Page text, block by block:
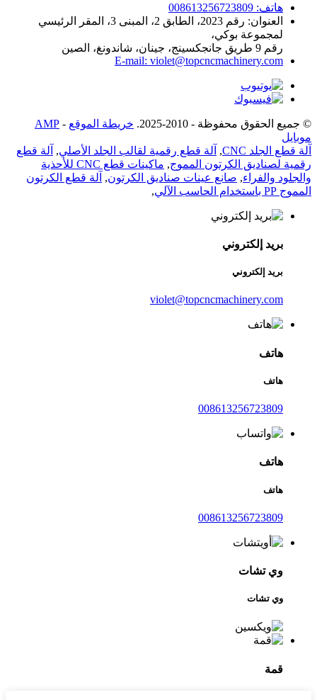
هاتف: 008613256723809
العنوان: رقم 2023، الطابق 2، المبنى 3، المقر الرئيسي
لمجموعة بوكي،
رقم 9 طريق جانجكسينج، جينان، شاندونغ، الصين
E-mail: violet@topcncmachinery.com
© جميع الحقوق محفوظة - 2010-2025. خريطة الموقع -
AMP
موبايل
آلة قطع الجلد CNC
, آلة قطع رقمية لقالب الجلد الأصلي, آلة قطع
رقمية لصناديق الكرتون المموج,
ماكينات قطع CNC للأحذية
والجلود والفراء, صانع عينات صناديق الكرتون, آلة قطع الكرتون
المموج PP باستخدام الحاسب الآلي
,
بريد إلكتروني
بريد إلكتروني
violet@topcncmachinery.com
هاتف
هاتف
008613256723809
هاتف
هاتف
008613256723809
وي تشات
وي تشات
قمة